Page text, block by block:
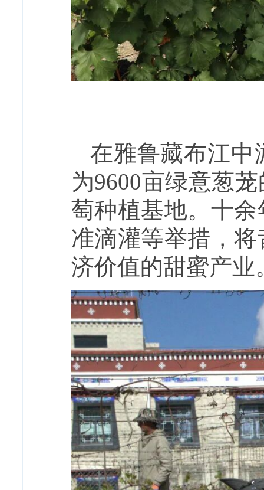
在雅鲁藏布江中
为9600亩绿意葱
萄种植基地。十
准滴灌等举措，
济价值的甜蜜产业